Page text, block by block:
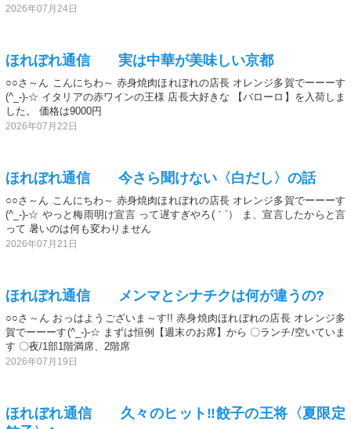
2026年07月24日
ほれぼれ通信 実は中華が美味しい京都
○○さ～ん こんにちわ～ 赤身焼肉ほれぼれの店長 オレンジ多賀でーーーす
(^_-)-☆ イタリアの赤ワインの王様 店長大好きな 【バローロ】を入荷しま
した。 価格は9000円
2026年07月22日
ほれぼれ通信 今さら聞けない〈白だし〉の話
○○さ～ん こんにちわ～ 赤身焼肉ほれぼれの店長 オレンジ多賀でーーーす
(^_-)-☆ やっと梅雨明け宣言 って遅すぎやろ(｀´） ま、宣言したからと言
って 暑いのは何も変わりません
2026年07月21日
ほれぼれ通信 メンマとシナチクは何が違うの?
○○さ～ん おっはようございま～す!! 赤身焼肉ほれぼれの店長 オレンジ多
賀でーーーす(^_-)-☆ まずは恒例【週末のお席】から 〇ランチ/空いていま
す 〇夜/1部1階満席、2階席
2026年07月19日
ほれぼれ通信 久々のヒット‼️餃子の王将〈夏限定